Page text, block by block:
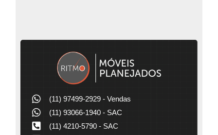
(11) 97499-2929 - Vendas
(11) 93066-1940 - SAC
(11) 4210-5790 - SAC